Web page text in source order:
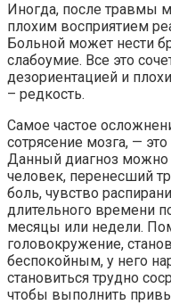
Иногда, после травмы
плохим восприятием
Больной может нести
слабоумие. Все это
дезориентацией и
– редкость.
Самое частое
сотрясение мозга, —
Данный диагноз можно
человек, перенесший
боль, чувство
длительного времени
месяцы или недели.
головокружение,
беспокойным, у него
становиться трудно
чтобы выполнить